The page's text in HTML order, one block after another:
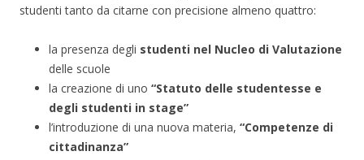
studenti tanto da citarne con precisione almeno quattro:
la presenza degli studenti nel Nucleo di Valutazione
delle scuole
la creazione di uno “Statuto delle studentesse e
degli studenti in stage”
l’introduzione di una nuova materia, “Competenze di
cittadinanza”